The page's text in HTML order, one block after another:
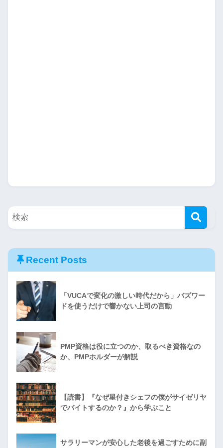
Recent Posts
「VUCAで変化の激しい時代だから」バズワー
ドを使うだけで響かない上司の言動
PMP資格は役に立つのか、取るべき資格なの
か、PMPホルダーが解説
【読書】『なぜ星付きシェフの僕がサイゼリヤ
でバイトするのか？』から学ぶこと
サラリーマンが安心した老後を過ごすために副